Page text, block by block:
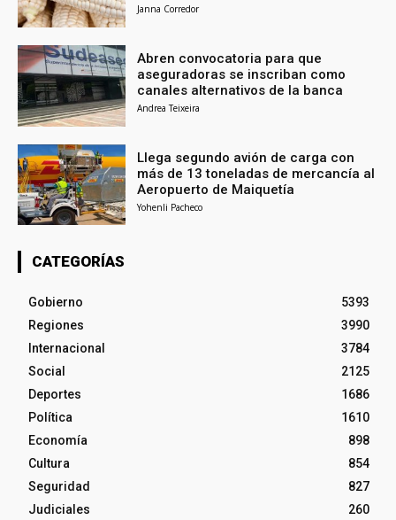
Janna Corredor
Abren convocatoria para que
aseguradoras se inscriban como
canales alternativos de la banca
Andrea Teixeira
Llega segundo avión de carga con
más de 13 toneladas de mercancía al
Aeropuerto de Maiquetía
Yohenli Pacheco
CATEGORÍAS
Gobierno
5393
Regiones
3990
Internacional
3784
Social
2125
Deportes
1686
Política
1610
Economía
898
Cultura
854
Seguridad
827
Judiciales
260